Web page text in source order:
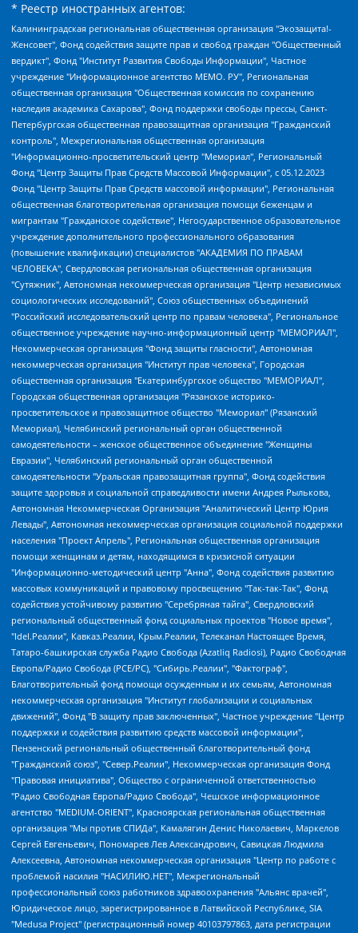
* Реестр иностранных агентов:
Калининградская региональная общественная организация "Экозащита!-Женсовет", Фонд содействия защите прав и свобод граждан "Общественный вердикт", Фонд "Институт Развития Свободы Информации", Частное учреждение "Информационное агентство МЕМО. РУ", Региональная общественная организация "Общественная комиссия по сохранению наследия академика Сахарова", Фонд поддержки свободы прессы, Санкт-Петербургская общественная правозащитная организация "Гражданский контроль", Межрегиональная общественная организация "Информационно-просветительский центр "Мемориал", Региональный Фонд "Центр Защиты Прав Средств Массовой Информации", с 05.12.2023 Фонд "Центр Защиты Прав Средств массовой информации", Региональная общественная благотворительная организация помощи беженцам и мигрантам "Гражданское содействие", Негосударственное образовательное учреждение дополнительного профессионального образования (повышение квалификации) специалистов "АКАДЕМИЯ ПО ПРАВАМ ЧЕЛОВЕКА", Свердловская региональная общественная организация "Сутяжник", Автономная некоммерческая организация "Центр независимых социологических исследований", Союз общественных объединений "Российский исследовательский центр по правам человека", Региональное общественное учреждение научно-информационный центр "МЕМОРИАЛ", Некоммерческая организация "Фонд защиты гласности", Автономная некоммерческая организация "Институт прав человека", Городская общественная организация "Екатеринбургское общество "МЕМОРИАЛ", Городская общественная организация "Рязанское историко-просветительское и правозащитное общество "Мемориал" (Рязанский Мемориал), Челябинский региональный орган общественной самодеятельности – женское общественное объединение "Женщины Евразии", Челябинский региональный орган общественной самодеятельности "Уральская правозащитная группа", Фонд содействия защите здоровья и социальной справедливости имени Андрея Рылькова, Автономная Некоммерческая Организация "Аналитический Центр Юрия Левады", Автономная некоммерческая организация социальной поддержки населения "Проект Апрель", Региональная общественная организация помощи женщинам и детям, находящимся в кризисной ситуации "Информационно-методический центр "Анна", Фонд содействия развитию массовых коммуникаций и правовому просвещению "Так-так-Так", Фонд содействия устойчивому развитию "Серебряная тайга", Свердловский региональный общественный фонд социальных проектов "Новое время", "Idel.Реалии", Кавказ.Реалии, Крым.Реалии, Телеканал Настоящее Время, Татаро-башкирская служба Радио Свобода (Azatliq Radiosi), Радио Свободная Европа/Радио Свобода (PCE/PC), "Сибирь.Реалии", "Фактограф", Благотворительный фонд помощи осужденным и их семьям, Автономная некоммерческая организация "Институт глобализации и социальных движений", Фонд "В защиту прав заключенных", Частное учреждение "Центр поддержки и содействия развитию средств массовой информации", Пензенский региональный общественный благотворительный фонд "Гражданский союз", "Север.Реалии", Некоммерческая организация Фонд "Правовая инициатива", Общество с ограниченной ответственностью "Радио Свободная Европа/Радио Свобода", Чешское информационное агентство "MEDIUM-ORIENT", Красноярская региональная общественная организация "Мы против СПИДа", Камалягин Денис Николаевич, Маркелов Сергей Евгеньевич, Пономарев Лев Александрович, Савицкая Людмила Алексеевна, Автономная некоммерческая организация "Центр по работе с проблемой насилия "НАСИЛИЮ.НЕТ", Межрегиональный профессиональный союз работников здравоохранения "Альянс врачей", Юридическое лицо, зарегистрированное в Латвийской Республике, SIA "Medusa Project" (регистрационный номер 40103797863, дата регистрации 10.06.2014), Некоммерческая организация "Фонд по борьбе с коррупцией", Автономная некоммерческая организация "Институт права и публичной политики", Баданин Роман Сергеевич, Гликин Максим Александрович, Железнова Мария Михайловна, Лукьянова Юлия Сергеевна, Маетная Елизавета Витальевна, Маняхин Петр Борисович, Чуракова Ольга Владимировна, Ярош Юлия Петровна, Юридическое лицо "The Insider SIA", зарегистрированное в Риге, Латвийская Республика (дата регистрации 26.06.2015), являющееся администратором доменного имени интернет-издания "The Insider SIA", https://theins.ru, Постернак Алексей Евгеньевич, Рубин Михаил Аркадьевич, Анин Роман Александрович, Юридическое лицо Istories fonds, зарегистрированное в Латвийской Республике (регистрационный номер 50008295751, дата регистрации 24.02.2020), Великовский Дмитрий Александрович, Долинина Ирина Николаевна, Мароховская Алеся Алексеевна, Шлейнов Роман Юрьевич, Шмагун Олеся Валентиновна, Общество с ограниченной ответственностью "Альтаир 2021", Общество с ограниченной ответственностью "Вега 2021", Общество с ограниченной ответственностью "Главный редактор 2021", Общество с ограниченной ответственностью "Ромашки монолит", Важенков Артем Валерьевич, Ивановская областная общественная организация "Центр гендерных исследований", Гурман Юрий Альбертович, Медиапроект "ОВД-Инфо", Егоров Владимир Владимирович, Жилинский Владимир Александрович, Общество с ограниченной ответственностью "ЗП", Иванова София Юрьевна, Карезина Инна Павловна, Кильтау Екатерина Викторовна, Петров Алексей Викторович, Пискунов Сергей Евгеньевич, Смирнов Сергей Сергеевич, Тихонов Михаил Сергеевич, Общество с ограниченной ответственностью "ЖУРНАЛИСТ-ИНОСТРАННЫЙ АГЕНТ", Арапова Галина Юрьевна, Вольтская Татьяна Анатольевна, Американская компания "Mason G.E.S. Anonymous Foundation" (США), являющаяся владельцем интернет-издания https://mnews.world/, Компания "Stichting Bellingcat", зарегистрированная в Нидерландах (дата регистрации 11.07.2018), Захаров Андрей Вячеславович, Клепиковская Екатерина Дмитриевна, Общество с ограниченной ответственностью "МЕМО", Перл Роман Александрович, Симонов Евгений Алексеевич, Соловьева Елена Анатольевна, Сотников Даниил Владимирович, Сурначева Елизавета Дмитриевна, Автономная некоммерческая организация по защите прав человека и информированию населения "Якутия – Наше Мнение", Общество с ограниченной ответственностью "Москоу диджитал медиа", с 26.01.2023 Общество с ограниченной ответственностью "Чайка Белые сады", Ветошкина Валерия Валерьевна, Заговора Максим Александрович, Межрегиональное общественное движение "Российская ЛГБТ - сеть", Оленичев Максим Владимирович, Павлов Иван Юрьевич, Скворцова Елена Сергеевна, Общество с ограниченной ответственностью "Как бы инагент", Кочетков Игорь Викторович, Общество с ограниченной ответственностью "Честные выборы", Еланчик Олег Александрович, Общество с ограниченной ответственностью "Нобелевский призыв", Гималова Регина Эмилевна, Григорьев Андрей Валерьевич, Григорьева Алина Александровна, Ассоциация по содействию защите прав призывников, альтернативнослужащих и военнослужащих "Правозащитная группа "Гражданин.Армия.Право", Хисамова Регина Фаритовна, Автономная некоммерческая организация по реализации социально-правовых программ "Лилит", Дальневосточное общественное движение "Маяк", Санкт-Петербургская ЛГБТ-инициативная группа "Выход", Инициативная группа ЛГБТ+ "Реверс", Алексеев Андрей Викторович, Бекбулатова Таисия Львовна, Беляев Иван Михайлович, Владыкина Елена Сергеевна, Гельман Марат Александрович, Никульшина Вероника Юрьевна, Толоконникова Надежда Андреевна, Шендерович Виктор Анатольевич, Общество с ограниченной ответственностью "Данное сообщение", Общество с ограниченной ответственностью Издательский дом "Новая глава", Айнбиндер Александра Александровна, Московский комьюнити-центр для ЛГБТ+инициатив, Благотворительный фонд развития филантропии, Deutsche Welle (Германия, Kurt-Schumacher-Strasse 3, 53113 Bonn), Борзунова Мария Михайловна, Воробьев Виктор Викторович, Голубева Анна Львовна, Константинова Алла Михайловна, Малкова Ирина Владимировна, Мурадов Мурад Абдулгалимович, Осетинская Елизавета Николаевна, Понасенков Евгений Николаевич, Ганапольский Матвей Юрьевич, Киселев Евгений Алексеевич, Борухович Ирина Григорьевна, Дремин Иван Тимофеевич, Дубровский Дмитрий Викторович, Красноярская региональная общественная организация поддержки и развития альтернативных образовательных технологий и межкультурных коммуникаций "ИНТЕРРА", Маяковская Екатерина Алексеевна, Фейгин Марк Захарович, Филимонов Андрей Викторович, Дзугкоева Регина Николаевна, Доброхотов Роман Александрович, Дудь Юрий Александрович, Елкин Сергей Владимирович, Кругликов Кирилл Игоревич, Сабунаева Мария Леонидовна, Семенов Алексей Владимирович, Шаинян Карен Багратович, Шульман Екатерина Михайловна, Асафьев Артур Валерьевич, Вахштайн Виктор Семенович, Венедиктов Алексей Алексеевич, Лушникова Екатерина Евгеньевна, Волков Леонид Михайлович, Невзоров Александр Глебович, Пархоменко Сергей Борисович, Сироткин Ярослав Николаевич, Кара-Мурза Владимир Владимирович, Баранова Наталья Владимировна, Гозман Леонид Яковлевич, Кагарлицкий Борис Юльевич, Климарев Михаил Валерьевич, Милов Владимир Станиславович, Автономная некоммерческая организация Краснодарский центр современного искусства "Типография", Моргенштерн Алишер Тагирович, Соболь Любовь Эдуардовна, Общество с ограниченной ответственностью "ЛИЗА НОРМ", Каспаров Гарри Кимович, Ходорковский Михаил Борисович, Общество с ограниченной ответственностью "Апрельские тезисы", Данилович Ирина Брониславовна, Кашин Олег Владимирович, Петров Николай Владимирович, Пивоваров Алексей Владимирович, Соколов Михаил Владимирович, Цветкова Юлия Владимировна, Чичваркин Евгений Александрович, Комитет против пыток/Команда против пыток, Общество с ограниченной ответственностью "Первый научный", Общество с ограниченной ответственностью "Вертолет и ко", Белоцерковская Вероника Борисовна, Кац Максим Евгеньевич, Лазарева Татьяна Юрьевна, Шаведдинов Руслан Табризович, Яшин Илья Валерьевич, Общество с ограниченной ответственностью "Иноагент ААВ", Алешковский Дмитрий Петрович, Альбац Евгения Марковна, Быков Дмитрий Львович, Галямина Юлия Евгеньевна, Лойко Сергей Леонидович, Мартынов Кирилл Константинович, Медведев Сергей Александрович, Крашенинников Федор Геннадиевич, Гордеева Катерина Вл